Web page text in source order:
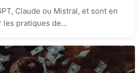
Claude ou Mistral, et sont en
pratiques de...